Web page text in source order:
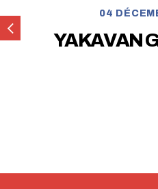
CARVANTURE
04
YAKAVAN